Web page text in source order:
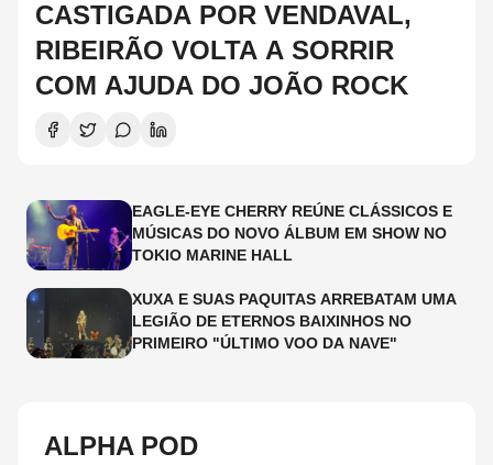
CASTIGADA POR VENDAVAL,
RIBEIRÃO VOLTA A SORRIR
COM AJUDA DO JOÃO ROCK
EAGLE-EYE CHERRY REÚNE CLÁSSICOS E
MÚSICAS DO NOVO ÁLBUM EM SHOW NO
TOKIO MARINE HALL
XUXA E SUAS PAQUITAS ARREBATAM UMA
LEGIÃO DE ETERNOS BAIXINHOS NO
PRIMEIRO "ÚLTIMO VOO DA NAVE"
ALPHA POD